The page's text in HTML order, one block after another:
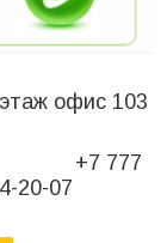
офис 103
+7 777
20-07